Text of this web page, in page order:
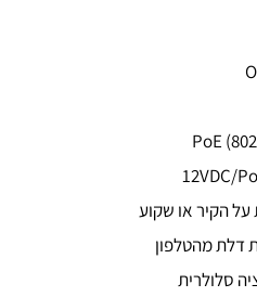
על הקיר או שקוע
דלת מהטלפון
סלולרית